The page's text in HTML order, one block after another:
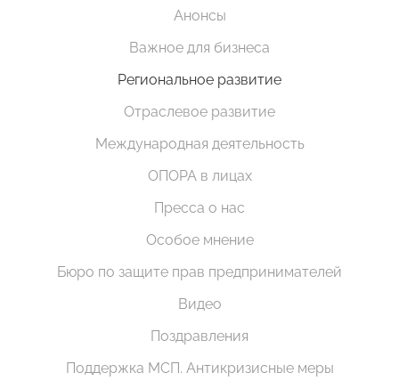
Анонсы
Важное для бизнеса
Региональное развитие
Отраслевое развитие
Международная деятельность
ОПОРА в лицах
Пресса о нас
Особое мнение
Бюро по защите прав предпринимателей
Видео
Поздравления
Поддержка МСП. Антикризисные меры